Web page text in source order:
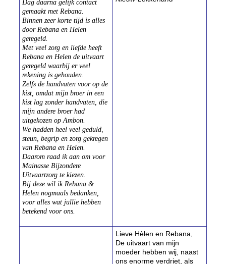
Dag daarna gelijk contact
gemaakt met Rebana.
Binnen zeer korte tijd is alles
door Rebana en Helen
geregeld.
Met veel zorg en liefde heeft
Rebana en Helen de uitvaart
geregeld waarbij er veel
rekening is gehouden.
Zelfs de handvaten voor op de
kist, omdat mijn broer in een
kist lag zonder handvaten, die
mijn andere broer had
uitgekozen op Ambon.
We hadden heel veel geduld,
steun, begrip en zorg gekregen
van Rebana en Helen.
Daarom raad ik aan om voor
Mainasse Bijzondere
Uitvaartzorg te kiezen.
Bij deze wil ik Rebana &
Helen nogmaals bedanken,
voor alles wat jullie hebben
betekend voor ons.
Lieve Hèlen en Rebana,
De uitvaart van mijn
moeder hebben wij, naast
ons enorme verdriet, als